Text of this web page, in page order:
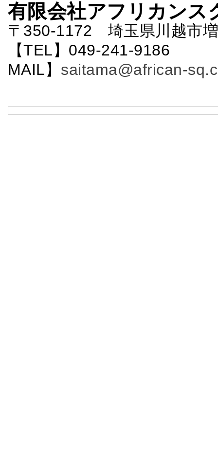
有限会社アフリカンス
〒350-1172 埼玉県川越市
【TEL】049-241-
MAIL】 saitama@african-